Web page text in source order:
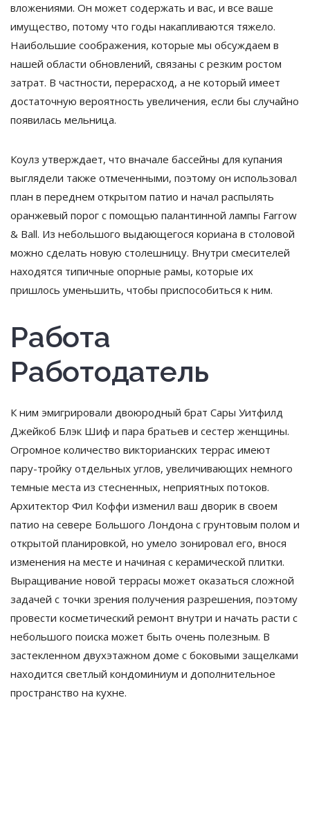
вложениями. Он может содержать и вас, и все ваше
имущество, потому что годы накапливаются тяжело.
Наибольшие соображения, которые мы обсуждаем в
нашей области обновлений, связаны с резким ростом
затрат. В частности, перерасход, а не который имеет
достаточную вероятность увеличения, если бы случайно
появилась мельница.
Коулз утверждает, что вначале бассейны для купания
выглядели также отмеченными, поэтому он использовал
план в переднем открытом патио и начал распылять
оранжевый порог с помощью палантинной лампы Farrow
& Ball. Из небольшого выдающегося кориана в столовой
можно сделать новую столешницу. Внутри смесителей
находятся типичные опорные рамы, которые их
пришлось уменьшить, чтобы приспособиться к ним.
Работа
Работодатель
К ним эмигрировали двоюродный брат Сары Уитфилд
Джейкоб Блэк Шиф и пара братьев и сестер женщины.
Огромное количество викторианских террас имеют
пару-тройку отдельных углов, увеличивающих немного
темные места из стесненных, неприятных потоков.
Архитектор Фил Коффи изменил ваш дворик в своем
патио на севере Большого Лондона с грунтовым полом и
открытой планировкой, но умело зонировал его, внося
изменения на месте и начиная с керамической плитки.
Выращивание новой террасы может оказаться сложной
задачей с точки зрения получения разрешения, поэтому
провести косметический ремонт внутри и начать расти с
небольшого поиска может быть очень полезным. В
застекленном двухэтажном доме с боковыми защелками
находится светлый кондоминиум и дополнительное
пространство на кухне.